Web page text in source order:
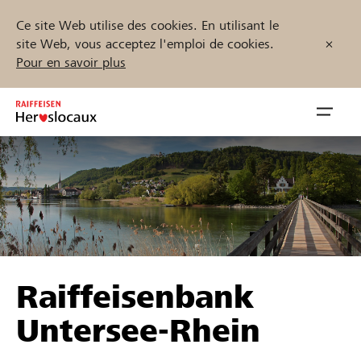
Ce site Web utilise des cookies. En utilisant le
site Web, vous acceptez l'emploi de cookies.
Pour en savoir plus
Inhalt
springen
öffnen
Parrainer
Soutien & assistance
Trouvez des projets et des organisations
Démarrez maintenant
Raiffeisenbank
Untersee-Rhein